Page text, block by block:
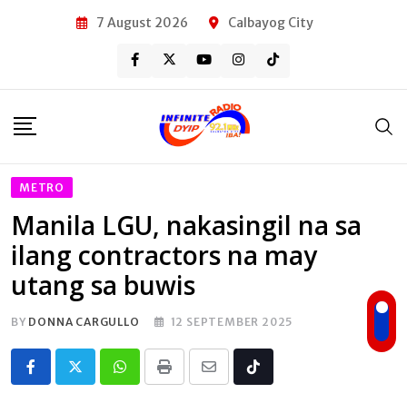
7 August 2026 Calbayog City
METRO
Manila LGU, nakasingil na sa
ilang contractors na may
utang sa buwis
BY DONNA CARGULLO 12 SEPTEMBER 2025
Whatsapp
Print
Share Tiktok